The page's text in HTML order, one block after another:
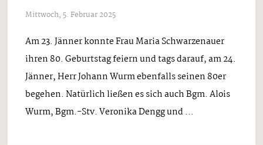
Mittwoch, 5. Februar 2025
Am 23. Jänner konnte Frau Maria Schwarzenauer
ihren 80. Geburtstag feiern und tags darauf, am 24.
Jänner, Herr Johann Wurm ebenfalls seinen 80er
begehen. Natürlich ließen es sich auch Bgm. Alois
Wurm, Bgm.-Stv. Veronika Dengg und ...